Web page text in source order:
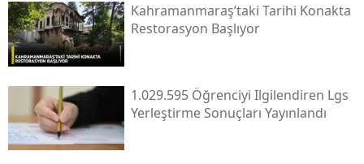
Kahramanmaraş’taki Tarihi Konakta
Restorasyon Başlıyor
1.029.595 Öğrenciyi Ilgilendiren Lgs
Yerleştirme Sonuçları Yayınlandı